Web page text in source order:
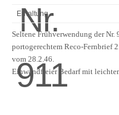
Erhaltung
Seltene Frühverwendung der
portogerechtem Reco-Fernbrief
vom 28.2.46.
Einwandfreier Bedarf mit